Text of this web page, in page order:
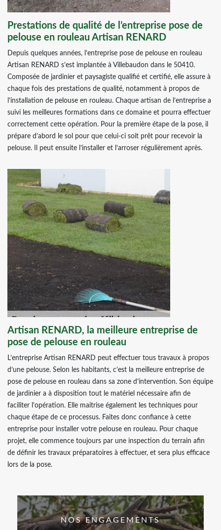
Prestations de qualité de l’entreprise pose de
pelouse en rouleau Artisan RENARD
Depuis quelques années, l’entreprise pose de pelouse en rouleau
Artisan RENARD s’est implantée à Villebaudon dans le 50410.
Composée de jardinier et paysagiste qualifié et certifié, elle assure à
chaque fois des prestations de qualité, notamment à propos de
l’installation de pelouse en rouleau. Chaque artisan de l’entreprise a
suivi les meilleures formations dans ce domaine et pourra effectuer
correctement cette opération. Pour la première étape de la pose, il
prépare d’abord le sol pour que celui-ci soit prêt pour recevoir la
pelouse. Il peut ensuite l’installer et l’arroser régulièrement après.
Artisan RENARD, la meilleure entreprise de
pose de pelouse en rouleau
L’entreprise Artisan RENARD peut effectuer tous travaux à propos
d’une pelouse. Selon les habitants, c’est la meilleure entreprise de
pose de pelouse en rouleau dans sa zone d’intervention. Son équipe
de jardinier a à disposition tout le matériel nécessaire afin de
faciliter l’opération. Elle maitrise également les techniques pour
chaque étape de ce processus. Faites donc confiance à cette
entreprise pour installer votre pelouse en rouleau. Pour chaque
projet, elle commence toujours par une inspection du terrain afin
de définir les travaux préparatoires à effectuer, et sera plus efficace
lors de la pose.
NOS ENGAGEMENTS